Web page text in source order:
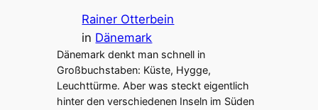
Rainer Otterbein
in Dänemark
Dänemark denkt man schnell in
Großbuchstaben: Küste, Hygge,
Leuchttürme. Aber was steckt eigentlich
hinter den verschiedenen Inseln im Süden